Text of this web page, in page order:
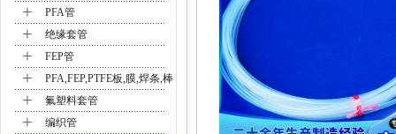
+ PFA管
+ 绝缘套管
+ FEP管
+ PFA,FEP,PTFE板,膜,焊条,棒
+ 氟塑料套管
+ 编织管